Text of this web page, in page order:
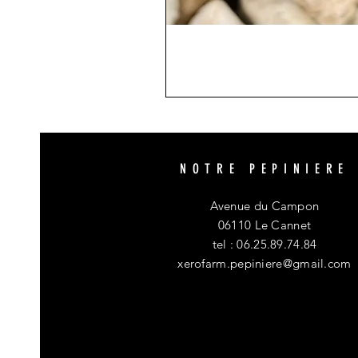
NOTRE PEPINIERE
Avenue du Campon
06110 Le Cannet
tel : 06.25.89.74.84
xerofarm.pepiniere@gmail.com